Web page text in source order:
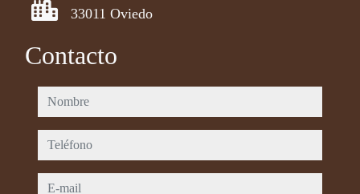
33011 Oviedo
Contacto
nombre
teléfono
e-mail